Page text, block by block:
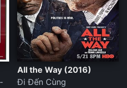
All the Way (2016)
Đi Đến Cùng